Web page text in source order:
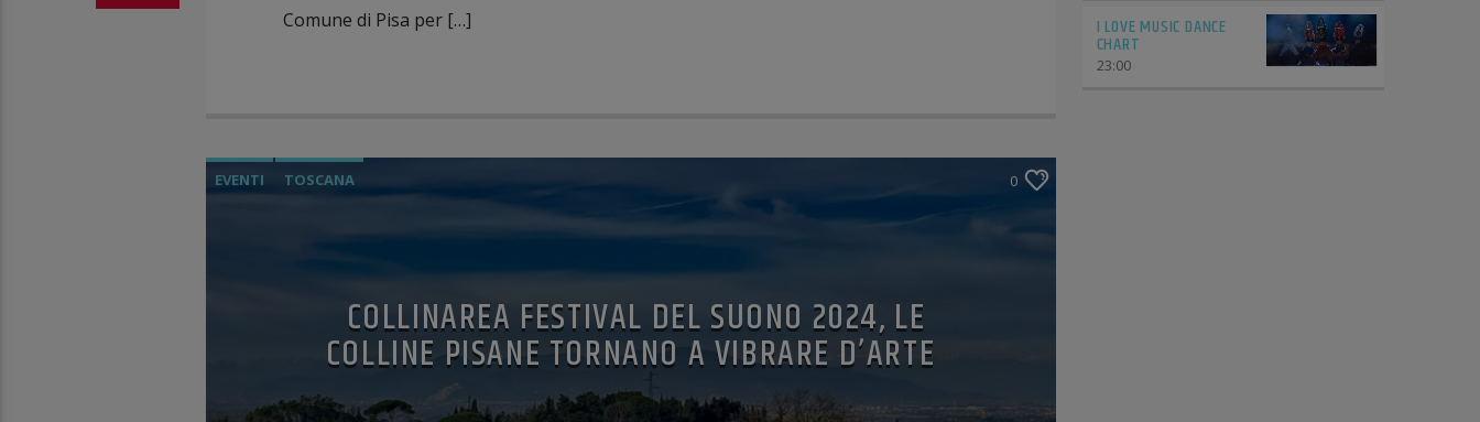
Comune di Pisa per […]
EVENTI TOSCANA 0
COLLINAREA FESTIVAL DEL SUONO 2024, LE
COLLINE PISANE TORNANO A VIBRARE D’ARTE
I LOVE MUSIC DANCE
CHART
23:00